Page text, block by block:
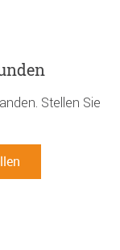
Stellen Sie